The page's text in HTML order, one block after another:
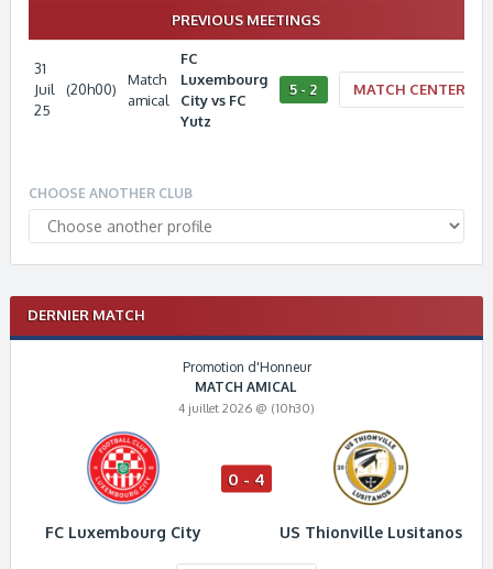
PREVIOUS MEETINGS
31
Juil
25
(20h00)
Match
amical
FC
Luxembourg
City vs FC
Yutz
5 - 2 MATCH CENTER
CHOOSE ANOTHER CLUB
DERNIER MATCH
Promotion d'Honneur
MATCH AMICAL
4 juillet 2026 @ (10h30)
FC Luxembourg City
0 - 4
US Thionville Lusitanos